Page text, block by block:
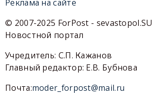
Реклама на сайте
© 2007-2025 ForPost - sevastopol.SU
Новостной портал
Учредитель: С.П. Кажанов
Главный редактор: Е.В. Бубнова
Почта:moder_forpost@mail.ru